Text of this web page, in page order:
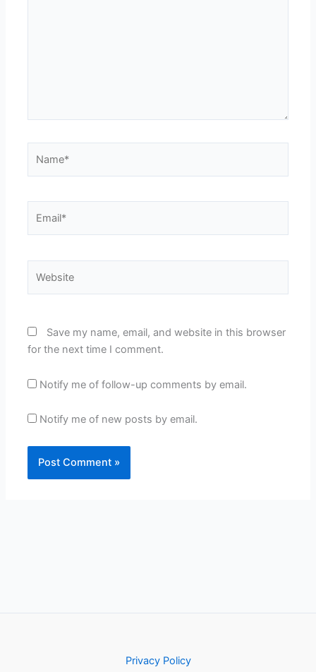
Save my name, email, and website in this browser
for the next time I comment.
Notify me of follow-up comments by email.
Notify me of new posts by email.
Privacy Policy